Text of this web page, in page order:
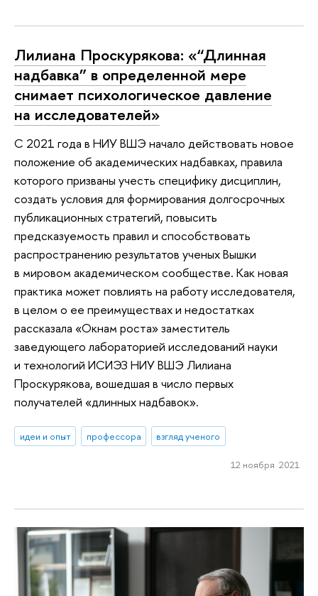
Лилиана Проскурякова: «“Длинная
надбавка” в определенной мере
снимает психологическое давление
на исследователей»
С 2021 года в НИУ ВШЭ начало действовать новое
положение об академических надбавках, правила
которого призваны учесть специфику дисциплин,
создать условия для формирования долгосрочных
публикационных стратегий, повысить
предсказуемость правил и способствовать
распространению результатов ученых Вышки
в мировом академическом сообществе. Как новая
практика может повлиять на работу исследователя,
в целом о ее преимуществах и недостатках
рассказала «Окнам роста» заместитель
заведующего лабораторией исследований науки
и технологий ИСИЭЗ НИУ ВШЭ Лилиана
Проскурякова, вошедшая в число первых
получателей «длинных надбавок».
идеи и опыт профессора взгляд ученого
12 ноября 2021